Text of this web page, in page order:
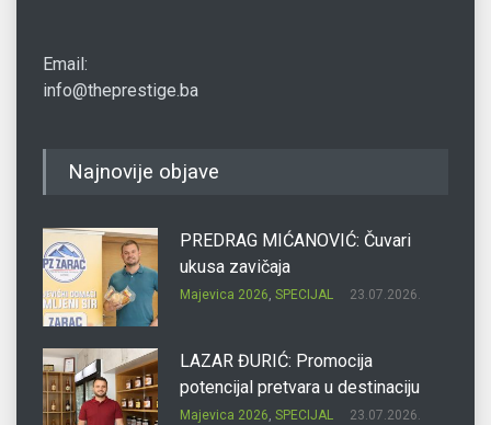
Email:
info@theprestige.ba
Najnovije objave
PREDRAG MIĆANOVIĆ: Čuvari
ukusa zavičaja
Majevica 2026, SPECIJAL 23.07.2026.
LAZAR ĐURIĆ: Promocija
potencijal pretvara u destinaciju
Majevica 2026, SPECIJAL 23.07.2026.